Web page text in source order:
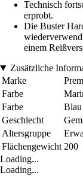
Technisch
erprobt.
Die Buster
einem
Zusätzliche
Marke
Farbe
Farbe
Blau
Geschlecht
Altersgruppe
Flächengewicht 200
Loading...
Loading...